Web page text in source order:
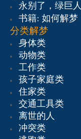
永别了，绿巨人
书籍: 如何解梦
分类解梦
身体类
动物类
工作类
孩子家庭类
住家类
交通工具类
离世的人
冲突类